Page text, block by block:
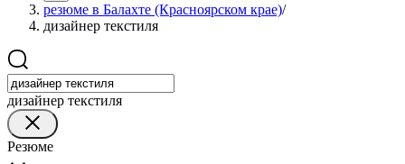
резюме в Балахте (Красноярском крае)/
дизайнер текстиля
дизайнер текстиля
Резюме